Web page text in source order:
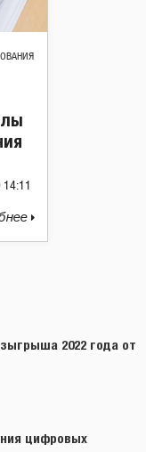
2022 года от
цифровых